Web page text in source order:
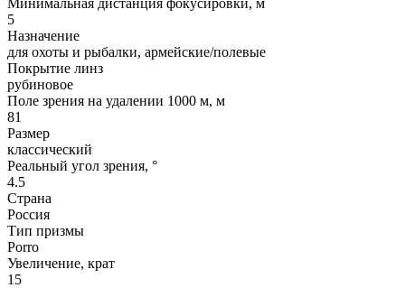
5
Назначение
для охоты и рыбалки, армейские/полевые
Покрытие линз
рубиновое
Поле зрения на удалении 1000 м, м
81
Размер
классический
Реальный угол зрения, °
4.5
Страна
Россия
Тип призмы
Porro
Увеличение, крат
15